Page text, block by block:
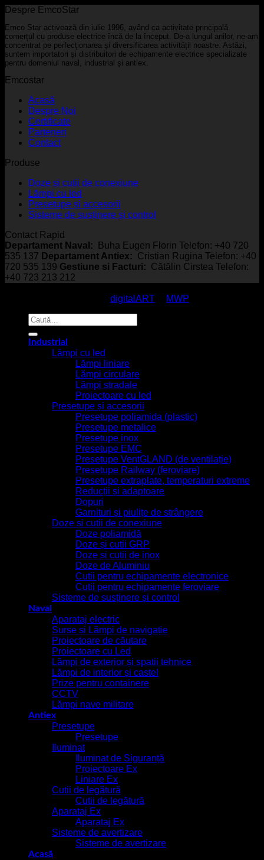
Despre EmcoStar
Emco Star activează din iulie 1996, având ca activitate principală
comerțul cu produse electrice încă de la început. De-a lungul anilor, ne-am
concentrat pe perfecționarea și diversificarea activității noastre. Astăzi,
suntem importatori și distribuitori de echipamente electrice specializate
pentru domeniul naval, industrial și antiex.
Emcostar
Acasă
Despre Noi
Certificate
Parteneri
Contact
Produse
Doze și cutii de conexiune
Lămpi cu led
Presetupe și accesorii
Sisteme de susținere și control
Contact Rapid
Departament Naval:
Buha Eugen Florin Telefon: +40 720
535 137 Departament Antiex: Cristian Rugina Telefon: +40
720 535 139 Gestiune si Facturi: Cătălin Cirstea Telefon:
+40 723 213 212
digitalART
MWP
Caută
după:
Industrial
Lămpi cu led
Lămpi liniare
Lămpi circulare
Lămpi stradale
Proiectoare cu led
Presetupe și accesorii
Presetupe poliamida (plastic)
Presetupe metalice
Presetupe inox
Presetupe EMC
Presetupe VentGLAND (de ventilație)
Presetupe Railway (feroviare)
Presetupe extraplate, temperaturi extreme
Reducții și adaptoare
Dopuri
Garnituri și piulițe de strângere
Doze și cutii de conexiune
Doze poliamidă
Doze și cutii GRP
Doze și cutii de inox
Doze de Aluminiu
Cutii pentru echipamente electronice
Cutii pentru echipamente feroviare
Sisteme de susținere și control
Naval
Aparataj electric
Surse și Lămpi de navigație
Proiectoare de căutare
Proiectoare cu Led
Lămpi de exterior și spatii tehnice
Lămpi de interior și castel
Prize pentru containere
CCTV
Lămpi nave militare
Antiex
Presetupe
Presetupe
Iluminat
Iluminat de Siguranță
Proiectoare Ex
Liniare Ex
Cutii de legătură
Cutii de legătură
Aparataj Ex
Aparataj Ex
Sisteme de avertizare
Sisteme de avertizare
Acasă